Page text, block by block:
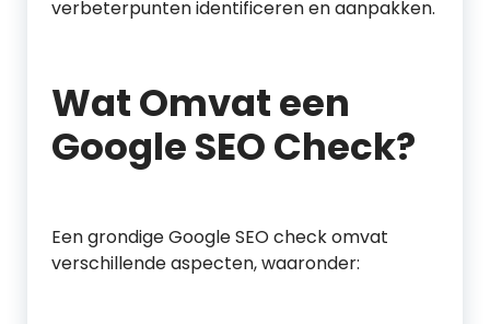
verbeterpunten identificeren en aanpakken.
Wat Omvat een
Google SEO Check?
Een grondige Google SEO check omvat
verschillende aspecten, waaronder: